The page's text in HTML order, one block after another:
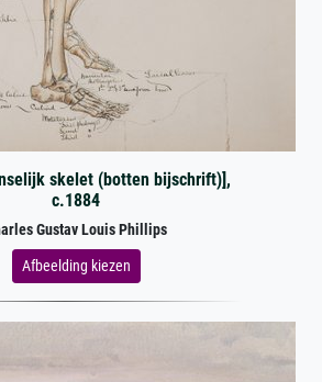
skelet (botten bijschrift)],
c.1884
Gustav Louis Phillips
Afbeelding kiezen